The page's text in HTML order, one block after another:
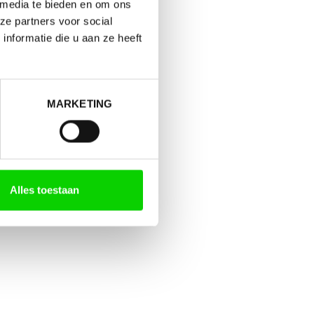
te bieden en om ons
partners voor social
die u aan ze heeft
MARKETING
Alles toestaan